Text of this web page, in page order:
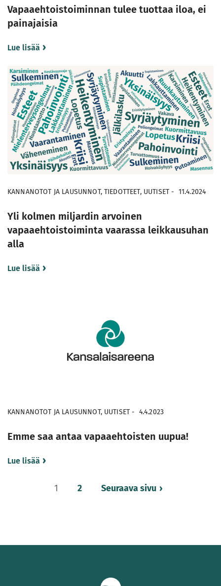
Vapaaehtoistoiminnan tulee tuottaa iloa, ei
painajaisia
Lue lisää
KANNANOTOT JA LAUSUNNOT, TIEDOTTEET, UUTISET - 11.4.2024
Yli kolmen miljardin arvoinen
vapaaehtoistoiminta vaarassa leikkausuhan
alla
Lue lisää
KANNANOTOT JA LAUSUNNOT, UUTISET - 4.4.2023
Emme saa antaa vapaaehtoisten uupua!
Lue lisää
1 2 Seuraava sivu